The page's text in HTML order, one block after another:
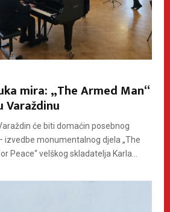
mira: „The Armed Man“
Varaždinu
će biti domaćin posebnog
izvedbe monumentalnog djela „The
Peace“ velškog skladatelja Karla...